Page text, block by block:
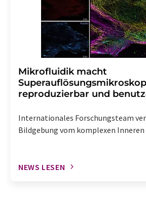
Mikrofluidik macht
reproduzierbar und
Internationales Forschungsteam
Bildgebung vom komplexen Inneren
NEWS LESEN